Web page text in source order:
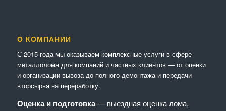
О КОМПАНИИ
С 2015 года мы оказываем комплексные услуги в сфере
металлолома для компаний и частных клиентов — от оценки
и организации вывоза до полного демонтажа и передачи
вторсырья на переработку.
Оценка и подготовка— выездная оценка лома,